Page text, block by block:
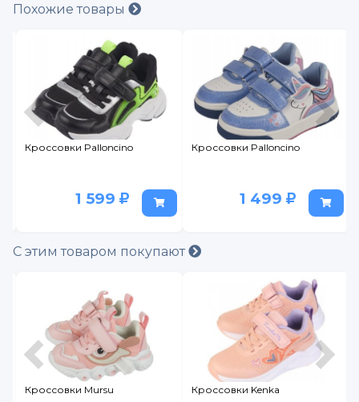
Похожие товары
Кроссовки Palloncino
1 599
Кроссовки Palloncino
1 499
С этим товаром покупают
Кроссовки Mursu Кроссовки Kenka